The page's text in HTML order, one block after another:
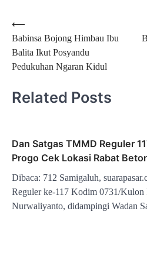
Navigasi
pos
⟵
Babinsa Bojong Himbau Ibu
Balita Ikut Posyandu
Pedukuhan Ngaran Kidul
Related Posts
Dan Satgas TMMD Reguler
Progo Cek Lokasi Rabat
Dibaca: 712 Samigaluh,
Reguler ke-117 Kodim 0731/
Nurwaliyanto, didampingi Wadan